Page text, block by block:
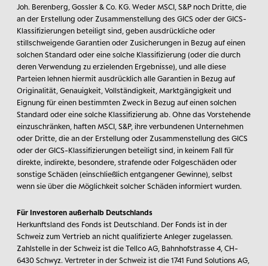
Joh. Berenberg, Gossler & Co. KG. Weder MSCI, S&P noch Dritte, die
an der Erstellung oder Zusammenstellung des GICS oder der GICS-
Klassifizierungen beteiligt sind, geben ausdrückliche oder
stillschweigende Garantien oder Zusicherungen in Bezug auf einen
solchen Standard oder eine solche Klassifizierung (oder die durch
deren Verwendung zu erzielenden Ergebnisse), und alle diese
Parteien lehnen hiermit ausdrücklich alle Garantien in Bezug auf
Originalität, Genauigkeit, Vollständigkeit, Marktgängigkeit und
Eignung für einen bestimmten Zweck in Bezug auf einen solchen
Standard oder eine solche Klassifizierung ab. Ohne das Vorstehende
einzuschränken, haften MSCI, S&P, ihre verbundenen Unternehmen
oder Dritte, die an der Erstellung oder Zusammenstellung des GICS
oder der GICS-Klassifizierungen beteiligt sind, in keinem Fall für
direkte, indirekte, besondere, strafende oder Folgeschäden oder
sonstige Schäden (einschließlich entgangener Gewinne), selbst
wenn sie über die Möglichkeit solcher Schäden informiert wurden.
Für Investoren außerhalb Deutschlands
Herkunftsland des Fonds ist Deutschland. Der Fonds ist in der
Schweiz zum Vertrieb an nicht qualifizierte Anleger zugelassen.
Zahlstelle in der Schweiz ist die Tellco AG, Bahnhofstrasse 4, CH-
6430 Schwyz. Vertreter in der Schweiz ist die 1741 Fund Solutions AG,